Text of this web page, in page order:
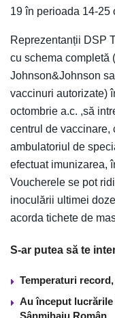
19 în perioada 14-25
Reprezentanții DSP
cu schema completă
Johnson&Johnson
vaccinuri autorizate)
octombrie a.c. ,să
centrul de vaccinare,
ambulatoriul de
efectuat imunizarea,
Voucherele se pot
inoculării ultimei
acorda tichete de
S-ar putea să te
Temperaturi
Au început
Sânmihaiu Român